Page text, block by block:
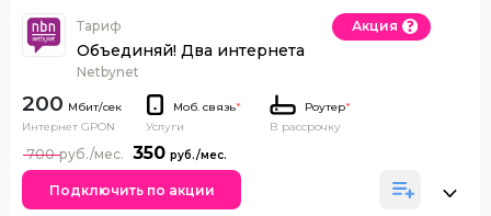
Тариф
Объединяй! Два интернета
Netbynet
Акция
200
Интернет GPON
Моб. связь*
Услуги
Роутер*
В рассрочку
350
700
Подключить по акции